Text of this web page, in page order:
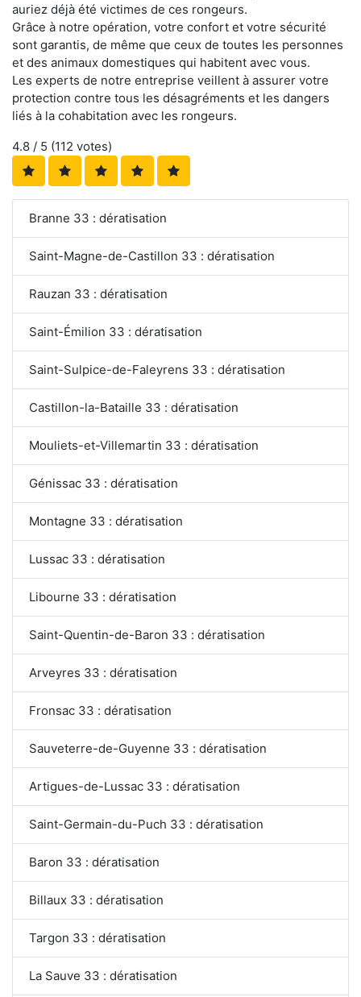
auriez déjà été victimes de ces rongeurs.
Grâce à notre opération, votre confort et votre sécurité
sont garantis, de même que ceux de toutes les personnes
et des animaux domestiques qui habitent avec vous.
Les experts de notre entreprise veillent à assurer votre
protection contre tous les désagréments et les dangers
liés à la cohabitation avec les rongeurs.
4.8 / 5 (112 votes)
Branne 33 : dératisation
Saint-Magne-de-Castillon 33 : dératisation
Rauzan 33 : dératisation
Saint-Émilion 33 : dératisation
Saint-Sulpice-de-Faleyrens 33 : dératisation
Castillon-la-Bataille 33 : dératisation
Mouliets-et-Villemartin 33 : dératisation
Génissac 33 : dératisation
Montagne 33 : dératisation
Lussac 33 : dératisation
Libourne 33 : dératisation
Saint-Quentin-de-Baron 33 : dératisation
Arveyres 33 : dératisation
Fronsac 33 : dératisation
Sauveterre-de-Guyenne 33 : dératisation
Artigues-de-Lussac 33 : dératisation
Saint-Germain-du-Puch 33 : dératisation
Baron 33 : dératisation
Billaux 33 : dératisation
Targon 33 : dératisation
La Sauve 33 : dératisation